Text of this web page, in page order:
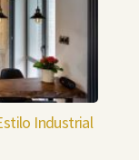
Industrial